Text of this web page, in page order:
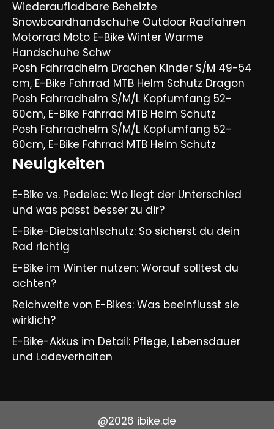
Wiederaufladbare Beheizte
Snowboardhandschuhe Outdoor Radfahren
Motorrad Moto E-Bike Winter Warme
Handschuhe Schw
Posh Fahrradhelm Drachen Kinder S/M 49-54
cm, E-Bike Fahrrad MTB Helm Schutz Dragon
Posh Fahrradhelm S/M/L Kopfumfang 52-
60cm, E-Bike Fahrrad MTB Helm Schutz
Posh Fahrradhelm S/M/L Kopfumfang 52-
60cm, E-Bike Fahrrad MTB Helm Schutz
Neuigkeiten
E-Bike vs. Pedelec: Wo liegt der Unterschied
und was passt besser zu dir?
E-Bike-Diebstahlschutz: So sicherst du dein
Rad richtig
E-Bike im Winter nutzen: Worauf solltest du
achten?
Reichweite von E-Bikes: Was beeinflusst sie
wirklich?
E-Bike-Akkus im Detail: Pflege, Lebensdauer
und Ladeverhalten
@2026 ibike.de